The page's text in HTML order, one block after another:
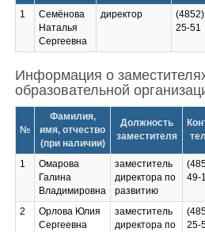
1
Семёнова
Наталья
Сергеевна
директор
25-51
Информация о
образовательной
№
Фамилия,
имя, отчество
(при наличии)
Должность
заместителя
1
Омарова
Галина
Владимировна
заместитель
директора по
развитию
49-
2
Орлова Юлия
Сергеевна
заместитель
директора по
25-